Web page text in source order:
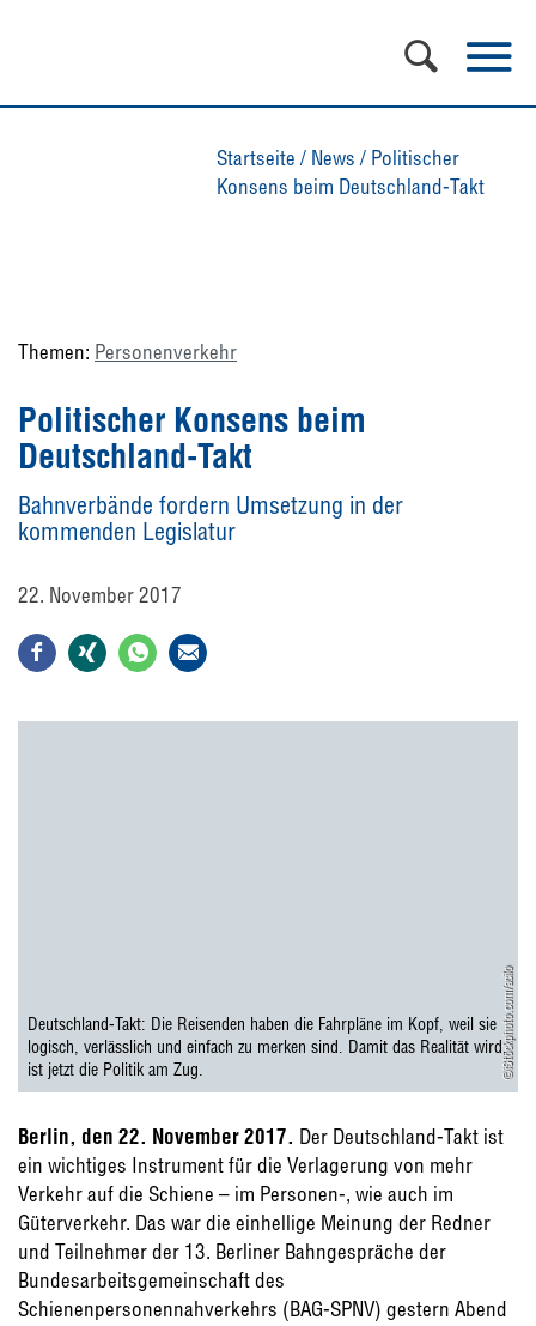
Startseite / News / Politischer
Konsens beim Deutschland-Takt
Themen: Personenverkehr
Politischer Konsens beim
Deutschland-Takt
Bahnverbände fordern Umsetzung in der
kommenden Legislatur
22. November 2017
©iStockphoto.com/acilo
Deutschland-Takt: Die Reisenden haben die Fahrpläne im Kopf, weil sie
logisch, verlässlich und einfach zu merken sind. Damit das Realität wird,
ist jetzt die Politik am Zug.
Berlin, den 22. November 2017. Der Deutschland-Takt ist
ein wichtiges Instrument für die Verlagerung von mehr
Verkehr auf die Schiene – im Personen-, wie auch im
Güterverkehr. Das war die einhellige Meinung der Redner
und Teilnehmer der 13. Berliner Bahngespräche der
Bundesarbeitsgemeinschaft des
Schienenpersonennahverkehrs (BAG-SPNV) gestern Abend